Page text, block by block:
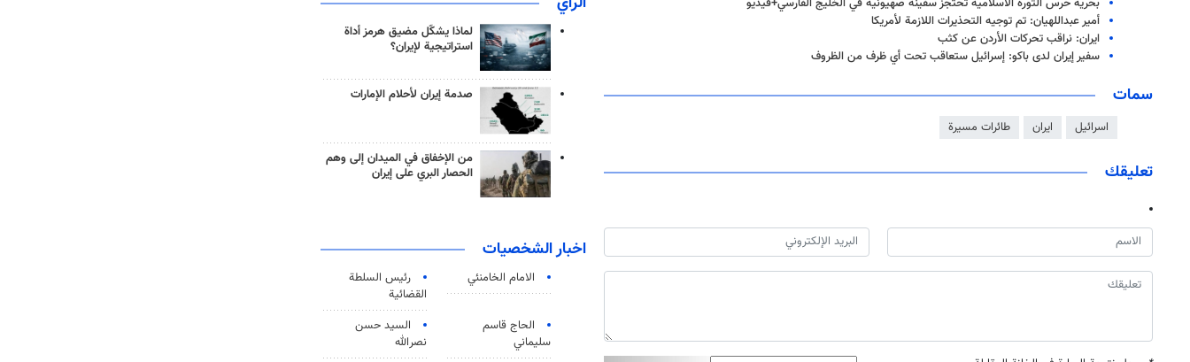
بحرية حرس الثورة الاسلامية تحتجز سفينة صهيونية في الخليج الفارسي+فيديو
أمير عبداللهيان: تم توجيه التحذيرات اللازمة لأمريكا
ايران: نراقب تحركات الأردن عن كثب
سفير إيران لدى باكو: إسرائيل ستعاقب تحت أي ظرف من الظروف
سمات
اسرائيل ايران طائرات مسيرة
تعليقك
لماذا يشكّل مضيق هرمز أداة
استراتيجية لإيران؟
صدمة إيران لأحلام الإمارات
من الإخفاق في الميدان إلى وهم
الحصار البري على إيران
اخبار الشخصيات
الامام الخامنئي
رئیس السلطة
القضائیة
الحاج قاسم
سليماني
السيد حسن
نصرالله